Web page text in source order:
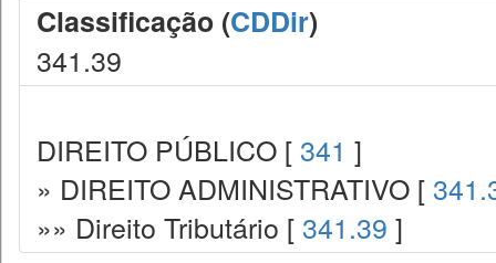
Classificação (CDDir)
341.39
DIREITO PÚBLICO [ 341 ]
» DIREITO ADMINISTRATIVO [
»» Direito Tributário [ 341.39 ]